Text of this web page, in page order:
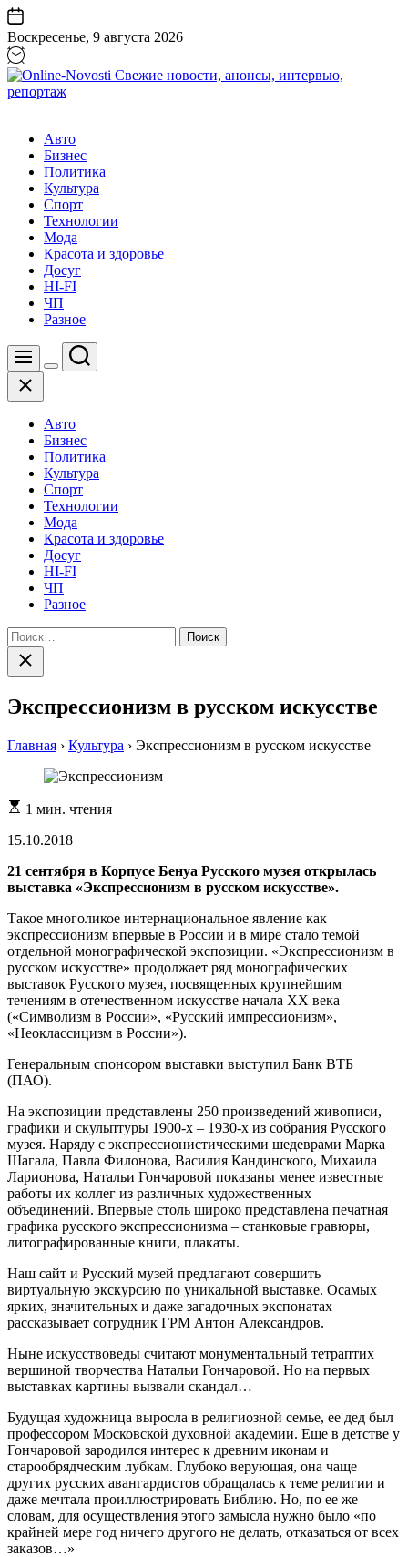
Перейти
к
содержанию
Воскресенье, 9 августа 2026
Свежие
новости,
анонсы,
интервью,
репортаж
Авто
Бизнес
Политика
Культура
Спорт
Технологии
Мода
Красота и здоровье
Досуг
HI-FI
ЧП
Разное
Меню
Цвет
Поиск
Закрыть
Авто
Бизнес
Политика
Культура
Спорт
Технологии
Мода
Красота и здоровье
Досуг
HI-FI
ЧП
Разное
Найти:
Закрыть
поиск
Экспрессионизм в русском искусстве
Главная › Культура › Экспрессионизм в русском искусстве
Расчетное
чтения
1 мин. чтения
15.10.2018
21 сентября в Корпусе Бенуа Русского музея открылась
выставка «Экспрессионизм в русском искусстве».
Такое многоликое интернациональное явление как
экспрессионизм впервые в России и в мире стало темой
отдельной монографической экспозиции. «Экспрессионизм в
русском искусстве» продолжает ряд монографических
выставок Русского музея, посвященных крупнейшим
течениям в отечественном искусстве начала ХХ века
(«Символизм в России», «Русский импрессионизм»,
«Неоклассицизм в России»).
Генеральным спонсором выставки выступил Банк ВТБ
(ПАО).
На экспозиции представлены 250 произведений живописи,
графики и скульптуры 1900-х – 1930-х из собрания Русского
музея. Наряду с экспрессионистическими шедеврами Марка
Шагала, Павла Филонова, Василия Кандинского, Михаила
Ларионова, Натальи Гончаровой показаны менее известные
работы их коллег из различных художественных
объединений. Впервые столь широко представлена печатная
графика русского экспрессионизма – станковые гравюры,
литографированные книги, плакаты.
Наш сайт и Русский музей предлагают совершить
виртуальную экскурсию по уникальной выставке. Осамых
ярких, значительных и даже загадочных экспонатах
рассказывает сотрудник ГРМ Антон Александров.
Ныне искусствоведы считают монументальный тетраптих
вершиной творчества Натальи Гончаровой. Но на первых
выставках картины вызвали скандал…
Будущая художница выросла в религиозной семье, ее дед был
профессором Московской духовной академии. Еще в детстве у
Гончаровой зародился интерес к древним иконам и
старообрядческим лубкам. Глубоко верующая, она чаще
других русских авангардистов обращалась к теме религии и
даже мечтала проиллюстрировать Библию. Но, по ее же
словам, для осуществления этого замысла нужно было «по
крайней мере год ничего другого не делать, отказаться от всех
заказов…»